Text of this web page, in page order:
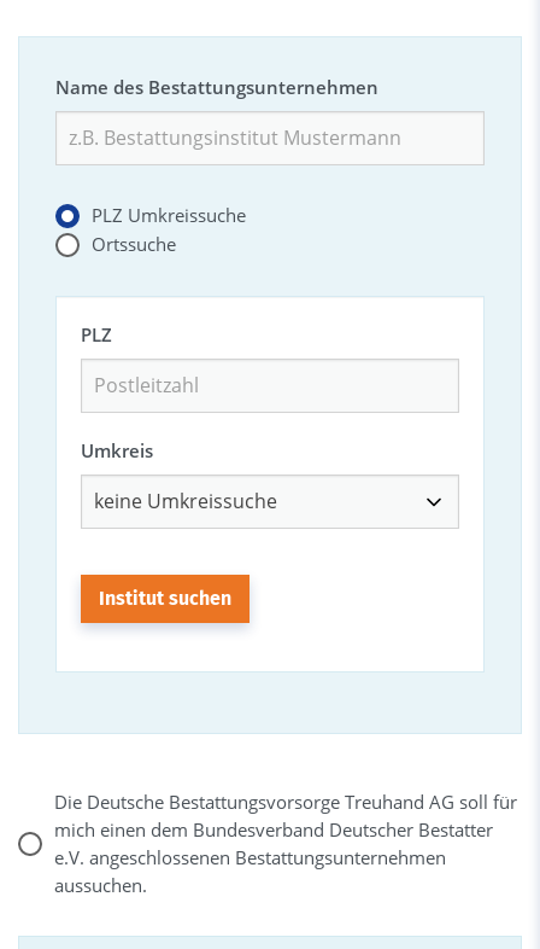
Name des Bestattungsunternehmen
PLZ Umkreissuche
Ortssuche
PLZ
Umkreis
Die Deutsche Bestattungsvorsorge Treuhand AG soll für
mich einen dem Bundesverband Deutscher Bestatter
e.V. angeschlossenen Bestattungsunternehmen
aussuchen.